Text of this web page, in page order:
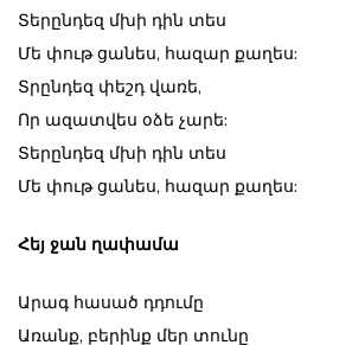
Տերընդեզ մխի դին տես
Մե փութ ցանես, հազար քաղես:
Տրընդեզ փեշդ վառե,
Որ ազատվես օձե չարե:
Տերընդեզ մխի դին տես
Մե փութ ցանես, հազար քաղես:
Հեյ ջան ղափամա
Արագ հասած դդումը
Առանք, բերինք մեր տունը